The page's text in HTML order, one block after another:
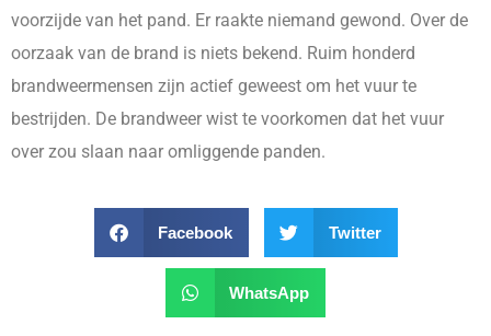
voorzijde van het pand. Er raakte niemand gewond. Over de
oorzaak van de brand is niets bekend. Ruim honderd
brandweermensen zijn actief geweest om het vuur te
bestrijden. De brandweer wist te voorkomen dat het vuur
over zou slaan naar omliggende panden.
Facebook Twitter
WhatsApp